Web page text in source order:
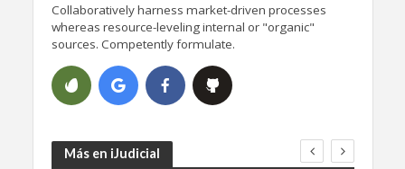
Collaboratively harness market-driven processes
whereas resource-leveling internal or "organic"
sources. Competently formulate.
Más en iJudicial